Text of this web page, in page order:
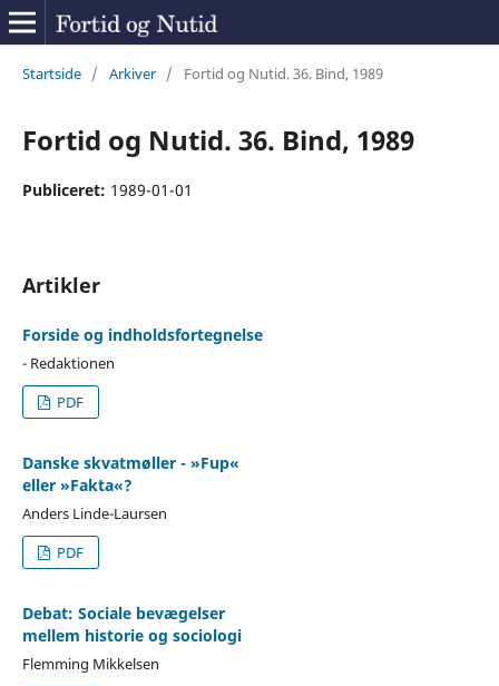
Startside / Arkiver / Fortid og Nutid. 36. Bind, 1989
Fortid og Nutid. 36. Bind, 1989
Publiceret: 1989-01-01
Artikler
Forside og indholdsfortegnelse
- Redaktionen
PDF
Danske skvatmøller - »Fup«
eller »Fakta«?
Anders Linde-Laursen
PDF
Debat: Sociale bevægelser
mellem historie og sociologi
Flemming Mikkelsen